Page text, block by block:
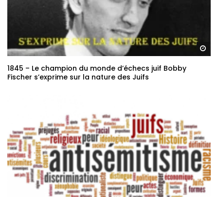
1845 – Le champion du monde d’échecs juif Bobby
Fischer s’exprime sur la nature des Juifs